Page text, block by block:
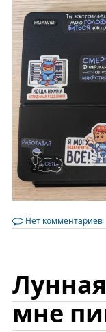
Нет комментариев
мне